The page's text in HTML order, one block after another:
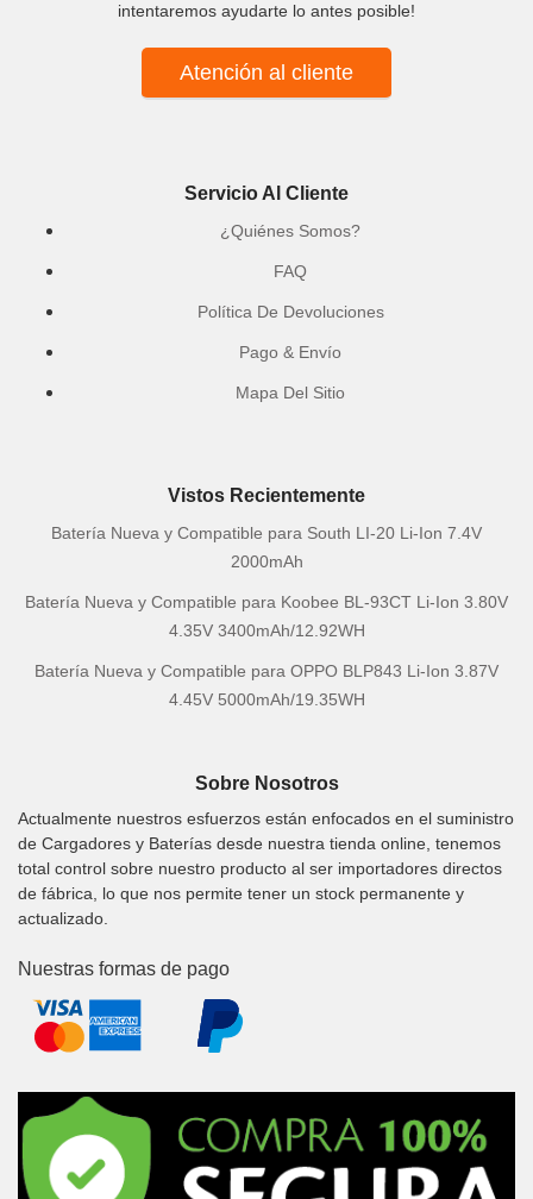
intentaremos ayudarte lo antes posible!
Atención al cliente
Servicio Al Cliente
¿Quiénes Somos?
FAQ
Política De Devoluciones
Pago & Envío
Mapa Del Sitio
Vistos Recientemente
Batería Nueva y Compatible para South LI-20 Li-Ion 7.4V
2000mAh
Batería Nueva y Compatible para Koobee BL-93CT Li-Ion 3.80V
4.35V 3400mAh/12.92WH
Batería Nueva y Compatible para OPPO BLP843 Li-Ion 3.87V
4.45V 5000mAh/19.35WH
Sobre Nosotros
Actualmente nuestros esfuerzos están enfocados en el suministro
de Cargadores y Baterías desde nuestra tienda online, tenemos
total control sobre nuestro producto al ser importadores directos
de fábrica, lo que nos permite tener un stock permanente y
actualizado.
Nuestras formas de pago